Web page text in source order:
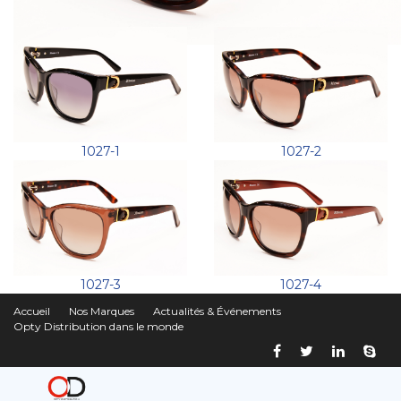
1027-1 1027-2
1027-3 1027-4
Accueil Nos Marques
Actualités & Événements
Opty Distribution dans le monde